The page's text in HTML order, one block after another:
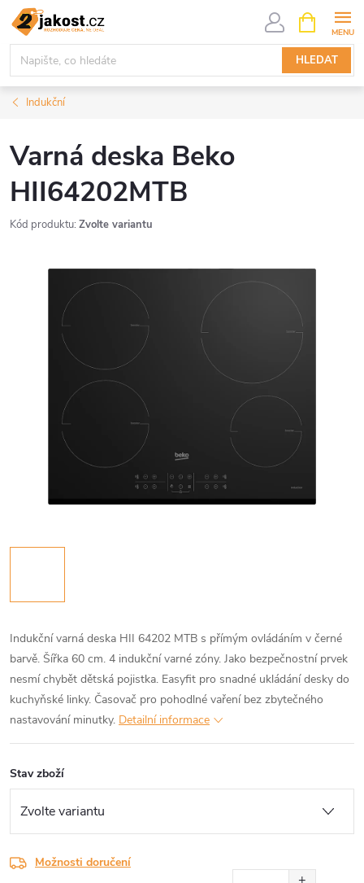
Přejít
obsah
HLEDAT
NÁKUPNÍ
KOŠÍK
Indukční
Varná deska Beko
HII64202MTB
Kód produktu: Zvolte variantu
Indukční varná deska HII 64202 MTB s přímým ovládáním v černé
barvě. Šířka 60 cm. 4 indukční varné zóny. Jako bezpečnostní prvek
nesmí chybět dětská pojistka. Easyfit pro snadné ukládání desky do
kuchyňské linky. Časovač pro pohodlné vaření bez zbytečného
nastavování minutky. Detailní informace
Stav zboží
Možnosti doručení